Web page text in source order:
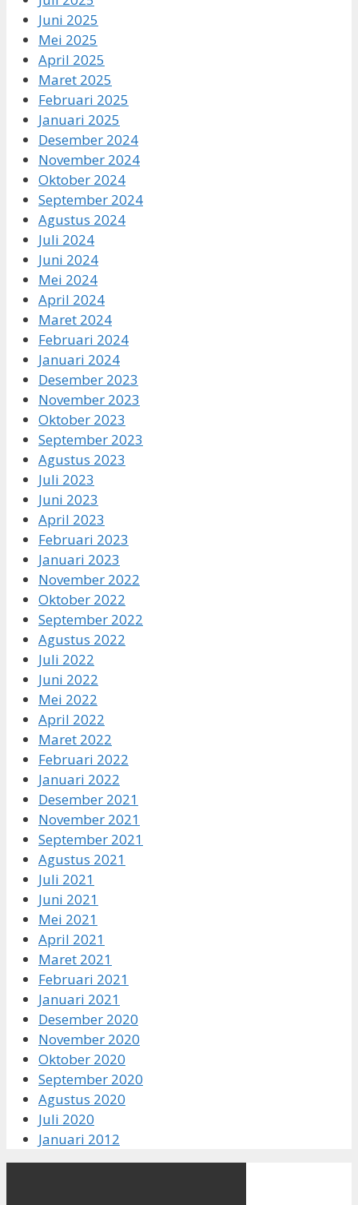
Juni 2025
Mei 2025
April 2025
Maret 2025
Februari 2025
Januari 2025
Desember 2024
November 2024
Oktober 2024
September 2024
Agustus 2024
Juli 2024
Juni 2024
Mei 2024
April 2024
Maret 2024
Februari 2024
Januari 2024
Desember 2023
November 2023
Oktober 2023
September 2023
Agustus 2023
Juli 2023
Juni 2023
April 2023
Februari 2023
Januari 2023
November 2022
Oktober 2022
September 2022
Agustus 2022
Juli 2022
Juni 2022
Mei 2022
April 2022
Maret 2022
Februari 2022
Januari 2022
Desember 2021
November 2021
September 2021
Agustus 2021
Juli 2021
Juni 2021
Mei 2021
April 2021
Maret 2021
Februari 2021
Januari 2021
Desember 2020
November 2020
Oktober 2020
September 2020
Agustus 2020
Juli 2020
Januari 2012